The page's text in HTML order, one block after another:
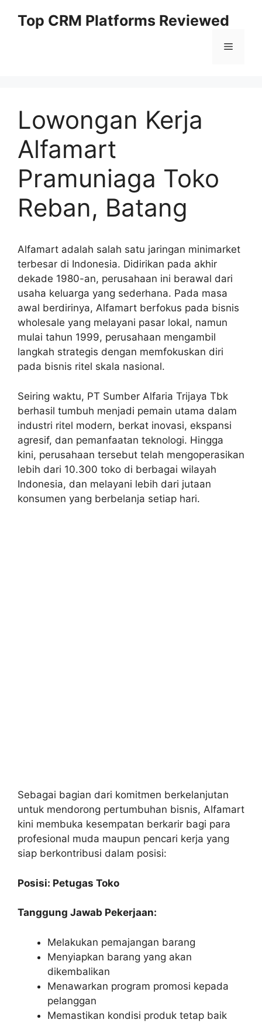
Top CRM Platforms Reviewed
Menu
Lowongan Kerja
Alfamart
Pramuniaga Toko
Reban, Batang
Alfamart adalah salah satu jaringan minimarket
terbesar di Indonesia. Didirikan pada akhir
dekade 1980-an, perusahaan ini berawal dari
usaha keluarga yang sederhana. Pada masa
awal berdirinya, Alfamart berfokus pada bisnis
wholesale yang melayani pasar lokal, namun
mulai tahun 1999, perusahaan mengambil
langkah strategis dengan memfokuskan diri
pada bisnis ritel skala nasional.
Seiring waktu, PT Sumber Alfaria Trijaya Tbk
berhasil tumbuh menjadi pemain utama dalam
industri ritel modern, berkat inovasi, ekspansi
agresif, dan pemanfaatan teknologi. Hingga
kini, perusahaan tersebut telah mengoperasikan
lebih dari 10.300 toko di berbagai wilayah
Indonesia, dan melayani lebih dari jutaan
konsumen yang berbelanja setiap hari.
Sebagai bagian dari komitmen berkelanjutan
untuk mendorong pertumbuhan bisnis, Alfamart
kini membuka kesempatan berkarir bagi para
profesional muda maupun pencari kerja yang
siap berkontribusi dalam posisi:
Posisi: Petugas Toko
Tanggung Jawab Pekerjaan:
Melakukan pemajangan barang
Menyiapkan barang yang akan
dikembalikan
Menawarkan program promosi kepada
pelanggan
Memastikan kondisi produk tetap baik